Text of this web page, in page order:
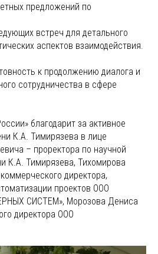
предложений по
встреч для детального
аспектов взаимодействия.
к продолжению диалога и
сотрудничества в сфере
благодарит за активное
К.А. Тимирязева в лице
– проректора по научной
К.А. Тимирязева, Тихомирова
директора,
проектов ООО
СИСТЕМ», Морозова Дениса
директора ООО